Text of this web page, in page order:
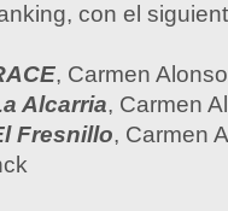
con el
, Carmen Alonso
Alcarria, Carmen
Fresnillo, Carmen